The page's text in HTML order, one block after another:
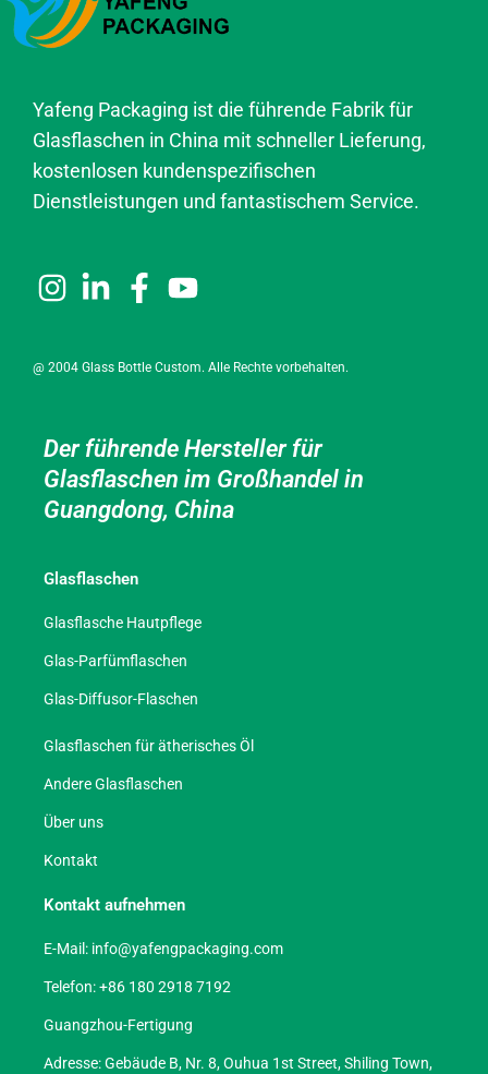
Yafeng Packaging ist die führende Fabrik für
Glasflaschen in China mit schneller Lieferung,
kostenlosen kundenspezifischen
Dienstleistungen und fantastischem Service.
@ 2004 Glass Bottle Custom. Alle Rechte vorbehalten.
Der führende Hersteller für
Glasflaschen im Großhandel in
Guangdong, China
Glasflaschen
Glasflasche Hautpflege
Glas-Parfümflaschen
Glas-Diffusor-Flaschen
Glasflaschen für ätherisches Öl
Andere Glasflaschen
Über uns
Kontakt
Kontakt aufnehmen
E-Mail: info@yafengpackaging.com
Telefon: +86 180 2918 7192
Guangzhou-Fertigung
Adresse: Gebäude B, Nr. 8, Ouhua 1st Street, Shiling Town,